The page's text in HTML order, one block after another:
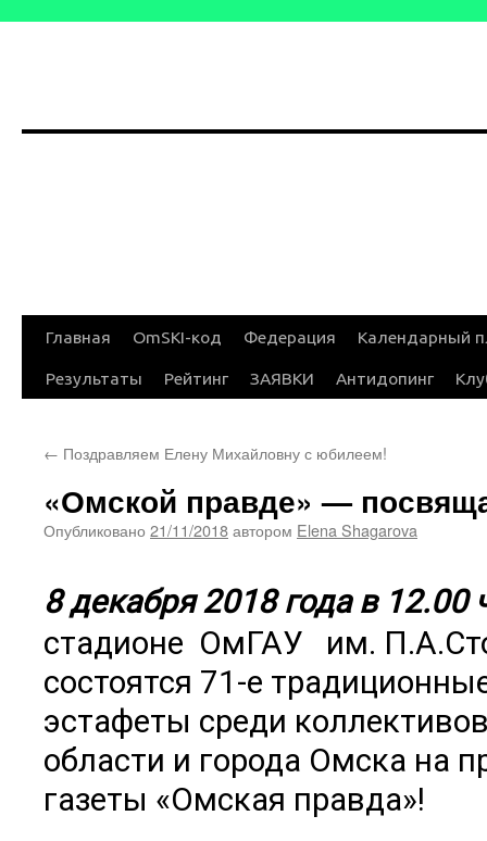
Перейти
Главная OmSKI-код Федерация Календарный
Результаты Рейтинг ЗАЯВКИ Антидопинг
← Поздравляем Елену Михайловну с юбилеем!
«Омской правде» —
Опубликовано 21/11/2018автором Elena Shagarova
8 декабря 2018 года в 12.00
стадионе ОмГАУ им.
состоятся 71-е
эстафеты среди
области и города Омска на
газеты «Омская правда»!